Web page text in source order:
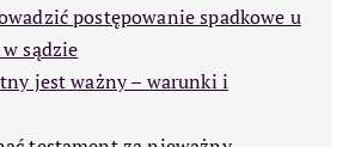
postępowanie spadkowe u
sądzie
jest ważny – warunki i